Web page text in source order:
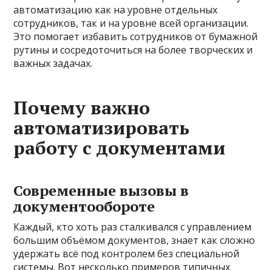
автоматизацию как на уровне отдельных
сотрудников, так и на уровне всей организации.
Это помогает избавить сотрудников от бумажной
рутины и сосредоточиться на более творческих и
важных задачах.
Почему важно
автоматизировать
работу с документами
Современные вызовы в
документообороте
Каждый, кто хоть раз сталкивался с управлением
большим объёмом документов, знает как сложно
удержать всё под контролем без специальной
системы. Вот несколько примеров типичных